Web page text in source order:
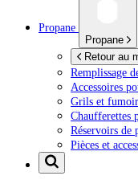
Propane
Propane
Retour au
Remplissage
Accessoires
Grils et
Chaufferettes
Réservoirs de
Pièces et